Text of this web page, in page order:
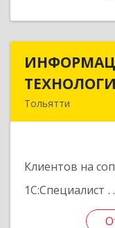
Тольятти
Клиентов на
1С:Специалист